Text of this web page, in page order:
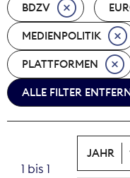
BDZV
MEDIENPOLITIK
PLATTFORMEN
ALLE FILTER
1 bis 1
JAHR